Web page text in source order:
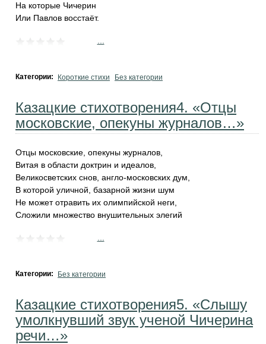
На которые Чичерин
Или Павлов восстаёт.
Категории: Короткие стихи Без категории
Казацкие стихотворения4. «Отцы
московские, опекуны журналов…»
Отцы московские, опекуны журналов,
Витая в области доктрин и идеалов,
Великосветских снов, англо-московских дум,
В которой уличной, базарной жизни шум
Не может отравить их олимпийской неги,
Сложили множество внушительных элегий
Категории: Без категории
Казацкие стихотворения5. «Слышу
умолкнувший звук ученой Чичерина
речи…»